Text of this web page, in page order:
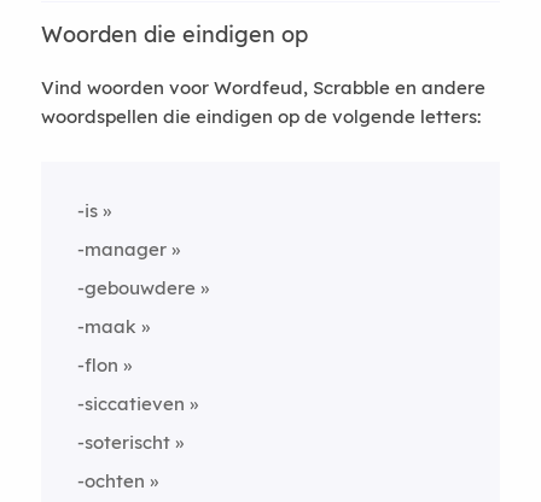
Woorden die eindigen op
Vind woorden voor Wordfeud, Scrabble en andere
woordspellen die eindigen op de volgende letters:
-is
-manager
-gebouwdere
-maak
-flon
-siccatieven
-soterischt
-ochten